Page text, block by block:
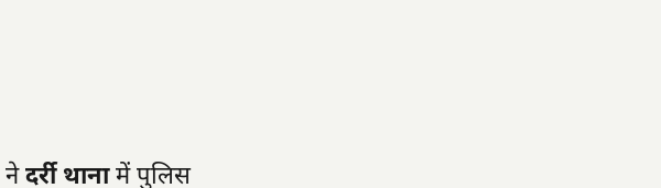
नेदर्री थानामें पुलिस